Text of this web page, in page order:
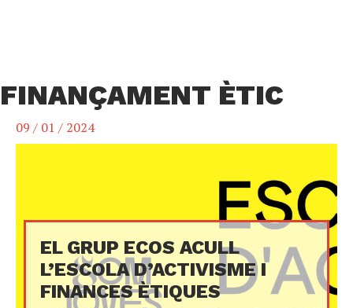
FINANÇAMENT ÈTIC
09 / 01 / 2024
EL GRUP ECOS ACULL
L’ESCOLA D’ACTIVISME I
FINANCES ÈTIQUES